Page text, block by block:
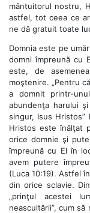
mântuitorul nostru,
astfel, tot ceea ce
ne dă gratuit toate
Domnia este pe
domni împreună cu
este, de
moştenire. „Pentru
a domnit printr-
abundenţa harului
singur, Isus Hristos”
Hristos este înălţat
orice domnie şi
împreună cu El în
avem putere
(Luca 10:19). Astfel
din orice sclavie.
„prinţul acestei
neascultării”, cum